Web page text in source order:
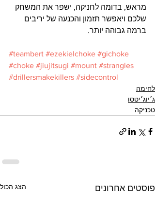
מראש, בדומה לחניקה, ישפר את המשחק
שלכם ויאפשר תזמון והכנעה של יריבים
ברמה גבוהה יותר.
#teambert #ezekielchoke #gichoke
#choke #jiujitsugi #mount #strangles
#drillersmakekillers #sidecontrol
לחימה
ג׳יוג׳יטסו
טכניקה
פוסטים אחרונים הצג הכול